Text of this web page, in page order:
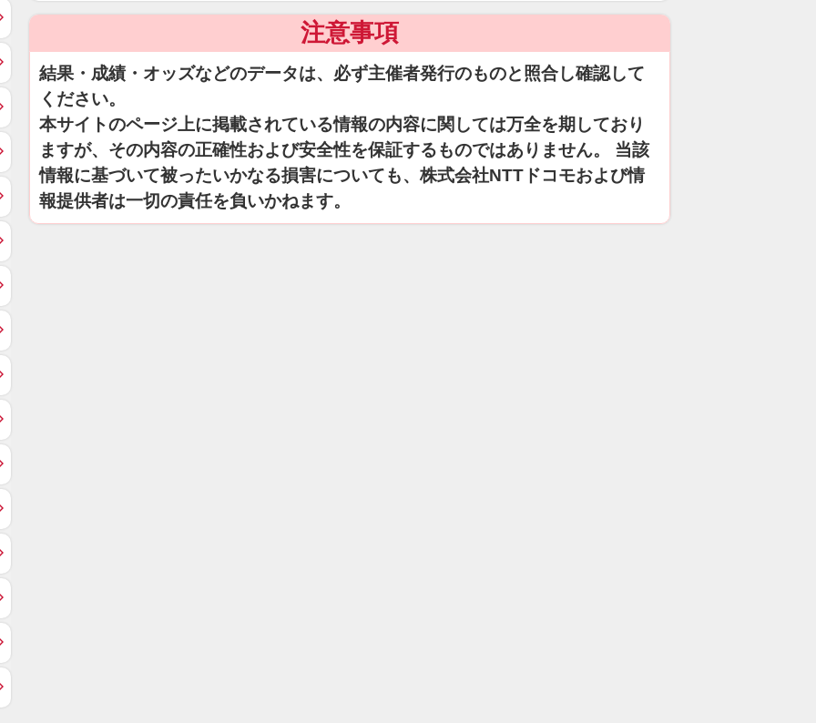
注意事項
結果・成績・オッズなどのデータは、必ず主催者発行のものと照合し確認して
ください。
本サイトのページ上に掲載されている情報の内容に関しては万全を期しており
ますが、その内容の正確性および安全性を保証するものではありません。 当該
情報に基づいて被ったいかなる損害についても、株式会社NTTドコモおよび情
報提供者は一切の責任を負いかねます。